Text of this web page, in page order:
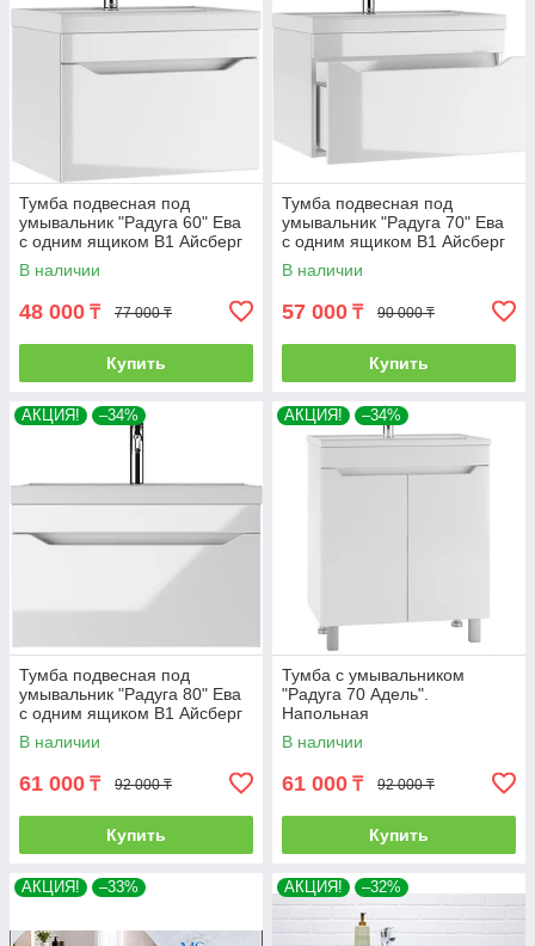
Тумба подвесная под
умывальник "Радуга 60" Ева
с одним ящиком В1 Айсберг
В наличии
48 000 ₸ 77 000 ₸
Купить
Тумба подвесная под
умывальник "Радуга 70" Ева
с одним ящиком В1 Айсберг
В наличии
57 000 ₸ 90 000 ₸
Купить
АКЦИЯ! –34%
Тумба подвесная под
умывальник "Радуга 80" Ева
с одним ящиком В1 Айсберг
В наличии
61 000 ₸ 92 000 ₸
Купить
АКЦИЯ! –34%
Тумба с умывальником
"Радуга 70 Адель".
Напольная
В наличии
61 000 ₸ 92 000 ₸
Купить
АКЦИЯ! –33% АКЦИЯ! –32%